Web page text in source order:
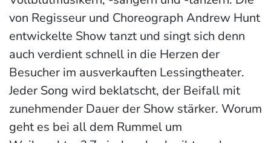
von Regisseur und Choreograph Andrew Hunt
entwickelte Show tanzt und singt sich denn
auch verdient schnell in die Herzen der
Besucher im ausverkauften Lessingtheater.
Jeder Song wird beklatscht, der Beifall mit
zunehmender Dauer der Show stärker. Worum
geht es bei all dem Rummel um